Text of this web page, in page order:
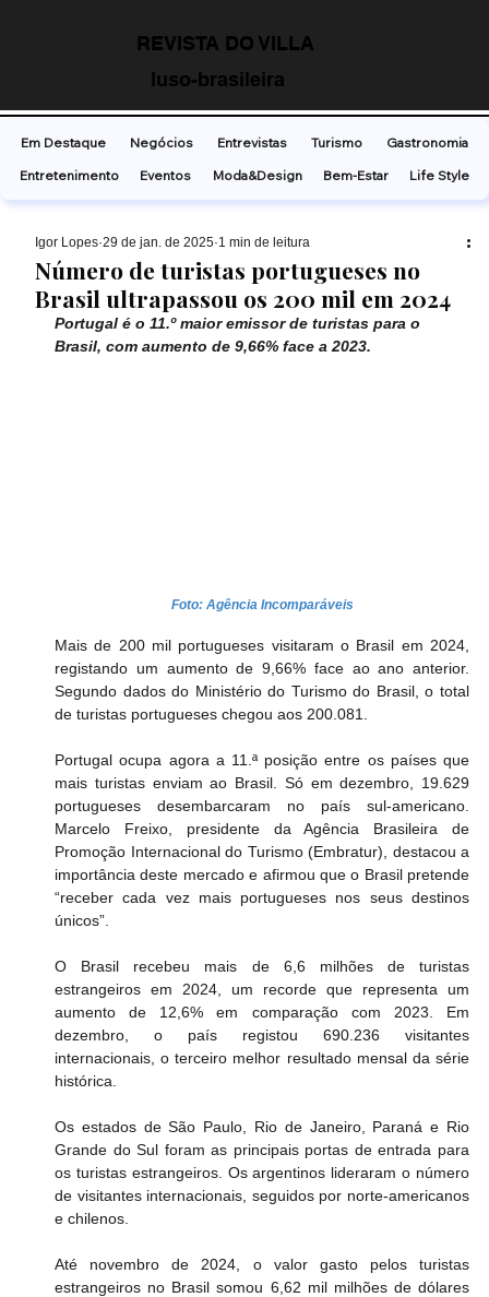
REVISTA DO VILLA
luso-brasileira
Número de turistas portugueses no
Brasil ultrapassou os 200 mil em 2024
Ígor Lopes 29 de jan. de 2025 1 min de leitura
Portugal é o 11.º maior emissor de turistas para o
Brasil, com aumento de 9,66% face a 2023.
Foto: Agência Incomparáveis
Mais de 200 mil portugueses visitaram o Brasil em 2024,
registando um aumento de 9,66% face ao ano anterior.
Segundo dados do Ministério do Turismo do Brasil, o total
de turistas portugueses chegou aos 200.081.
Portugal ocupa agora a 11.ª posição entre os países que
mais turistas enviam ao Brasil. Só em dezembro, 19.629
portugueses desembarcaram no país sul-americano.
Marcelo Freixo, presidente da Agência Brasileira de
Promoção Internacional do Turismo (Embratur), destacou a
importância deste mercado e afirmou que o Brasil pretende
“receber cada vez mais portugueses nos seus destinos
únicos”.
O Brasil recebeu mais de 6,6 milhões de turistas
estrangeiros em 2024, um recorde que representa um
aumento de 12,6% em comparação com 2023. Em
dezembro, o país registou 690.236 visitantes
internacionais, o terceiro melhor resultado mensal da série
histórica.
Os estados de São Paulo, Rio de Janeiro, Paraná e Rio
Grande do Sul foram as principais portas de entrada para
os turistas estrangeiros. Os argentinos lideraram o número
de visitantes internacionais, seguidos por norte-americanos
e chilenos.
Até novembro de 2024, o valor gasto pelos turistas
estrangeiros no Brasil somou 6,62 mil milhões de dólares
Em Destaque Negócios Entrevistas Turismo
Gastronomia
Entretenimento
Eventos Moda&Design Bem-Estar Life Style